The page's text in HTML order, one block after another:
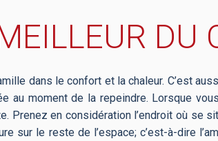
DU
dans le confort et la chaleur. C’est
moment de la repeindre. Lorsque
en considération l’endroit où se
sur le reste de l’espace; c’est-à-dire